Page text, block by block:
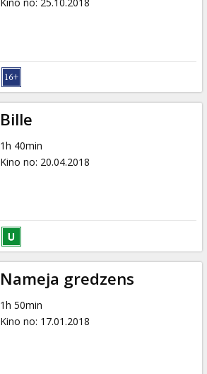
Bille
1h 40min
Kino no: 20.04.2018
Nameja gredzens
1h 50min
Kino no: 17.01.2018